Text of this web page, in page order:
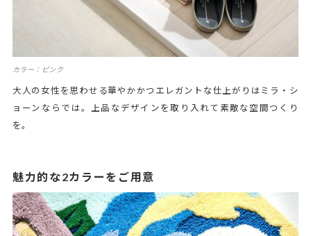
カラー：ピンク
大人の女性を思わせる華やかかつエレガントな仕上がりはミラ・シ
ョーンならでは。上品なデザインを取り入れて素敵な空間つくり
を。
魅力的な2カラーをご用意